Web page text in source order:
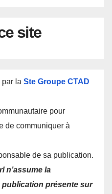
site
par la Ste Groupe CTAD
pour
de communiquer à
de sa publication.
n’assume la
publication présente sur